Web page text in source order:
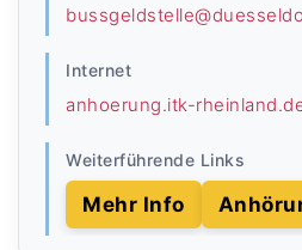
Internet
anhoerung.itk-
Weiterführende Links
Mehr Info